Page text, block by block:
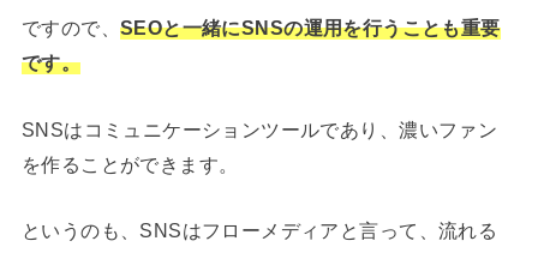
ですので、 SEOと一緒にSNSの運用を行うことも重要
です。
SNSはコミュニケーションツールであり、濃いファン
を作ることができます。
というのも、SNSはフローメディアと言って、流れる